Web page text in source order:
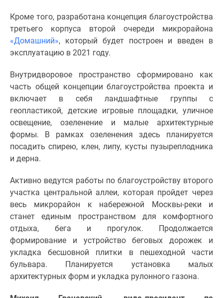
проекте
Контакты
Реклама
Дзен
Машино-
места
Апартаменты
#траншевая
ипотека
#рассрочка
ипотека
Квартиры
скидками
41%
Видео
360°
новостроек
Кроме того, разработана концепция благоустройства
третьего корпуса второй очереди микрорайона
«Домашний», который будет построен и введен в
эксплуатацию в 2021 году.
Внутридворовое пространство сформировано как
часть общей концепции благоустройства проекта и
включает в себя ландшафтные группы с
геопластикой, детские игровые площадки, уличное
освещение, озеленение и малые архитектурные
формы. В рамках озеленения здесь планируется
посадить спирею, клен, липу, кусты пузыреплодника
и дерна.
Активно ведутся работы по благоустройству второго
участка центральной аллеи, которая пройдет через
весь микрорайон к набережной Москвы-реки и
станет единым пространством для комфортного
отдыха, бега и прогулок. Продолжается
формирование и устройство беговых дорожек и
укладка бесшовной плитки в пешеходной части
бульвара. Планируется установка малых
архитектурных форм и укладка рулонного газона.